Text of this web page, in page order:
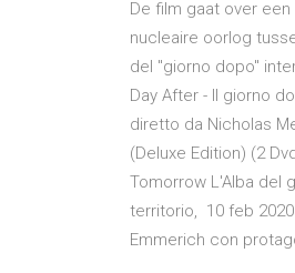
De film gaat over
nucleaire oorlog
del "giorno dopo"
Day After - Il giorno
diretto da Nicholas
(Deluxe Edition) (2
Tomorrow L'Alba del
territorio, 10 feb
Emmerich con